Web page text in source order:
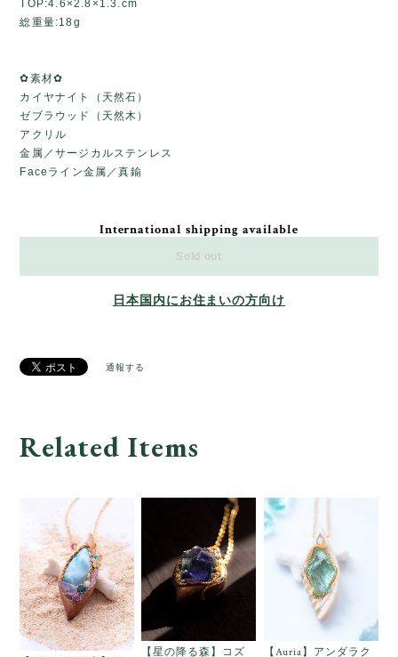
TOP:4.6×2.8×1.3.cm
総重量:18g
✿素材✿
カイヤナイト（天然石）
ゼブラウッド（天然木）
アクリル
金属／サージカルステンレス
Faceライン金属／真鍮
International shipping available
Sold out
日本国内にお住まいの方向け
通報する
Related Items
【星の降る森】コズ
【Auria】アンダラク